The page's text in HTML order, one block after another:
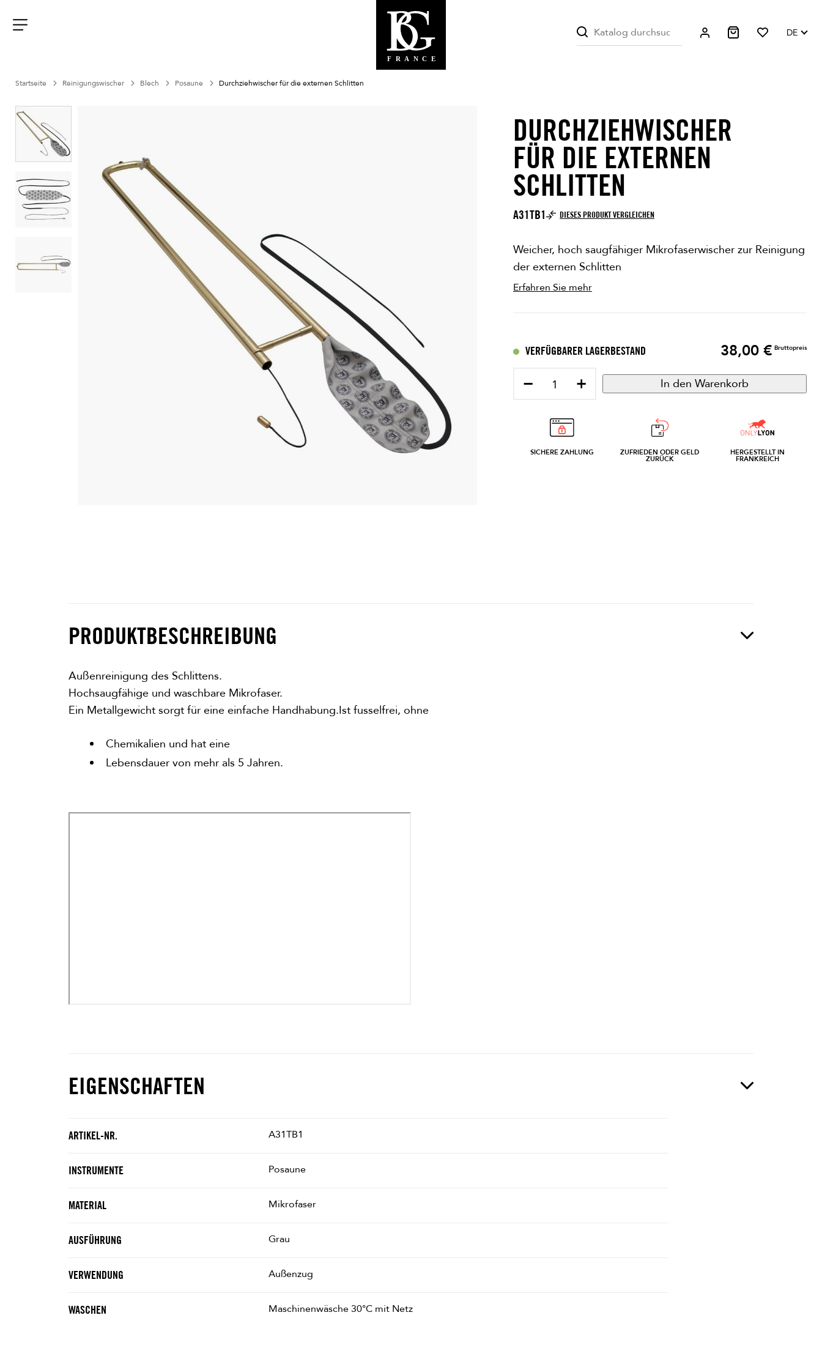
contenu
DE
Startseite Reinigungswischer Blech Posaune Durchziehwischer für die externen Schlitten
DURCHZIEHWISCHER
FÜR DIE EXTERNEN
SCHLITTEN
A31TB1 DIESES PRODUKT VERGLEICHEN
Weicher, hoch saugfähiger Mikrofaserwischer zur Reinigung
der externen Schlitten
Erfahren Sie mehr
VERFÜGBARER LAGERBESTAND Preis
38,00 € Bruttopreis
− + In den Warenkorb
SICHERE ZAHLUNG ZUFRIEDEN ODER GELD
ZURÜCK
HERGESTELLT IN
FRANKREICH
PRODUKTBESCHREIBUNG
Außenreinigung des Schlittens.
Hochsaugfähige und waschbare Mikrofaser.
Ein Metallgewicht sorgt für eine einfache Handhabung.Ist fusselfrei, ohne
Chemikalien und hat eine
Lebensdauer von mehr als 5 Jahren.
EIGENSCHAFTEN
ARTIKEL-NR. A31TB1
INSTRUMENTE Posaune
MATERIAL Mikrofaser
AUSFÜHRUNG Grau
VERWENDUNG Außenzug
WASCHEN Maschinenwäsche 30°C mit Netz